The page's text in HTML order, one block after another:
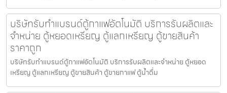
บริษัทรับทำแบรนด์ตู้กาแฟ​อัตโนมัติ บริการรับผลิตและ
จำหน่าย ตู้หยอดเหรียญ ตู้แลกเหรียญ ตู้ขายสินค้า
ราคาถูก
บริษัทรับทำแบรนด์ตู้กาแฟ​อัตโนมัติ บริการรับผลิตและจำหน่าย ตู้หยอด
เหรียญ ตู้แลกเหรียญ ตู้ขายสินค้า ตู้ขายกาแฟ ตู้น้ำดื่ม